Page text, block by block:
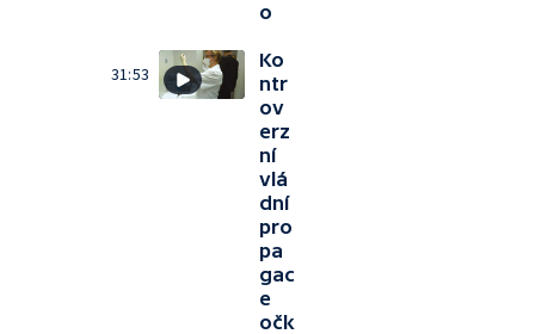
o
31:53
Ko
ntr
ov
erz
ní
vlá
dní
pro
pa
gac
e
očk